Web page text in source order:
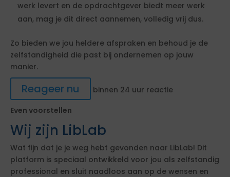
werk levert en de opdrachtgever biedt meer werk
aan, mag je dit direct aannemen, volledig vrij dus.
Zo bieden we jou heldere afspraken en behoud je de
zelfstandigheid die past bij ondernemen op jouw
manier.
Reageer nu
binnen 24 uur reactie
Even voorstellen
Wij zijn LibLab
Wat fijn dat je je weg hebt gevonden naar LibLab! Dit
platform is speciaal ontwikkeld voor jou als zelfstandig
professional en sluit naadloos aan op de wensen en